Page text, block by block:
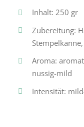
Inhalt: 250 gr
Zubereitung:
Aroma:
nussig-mild
Intensität: